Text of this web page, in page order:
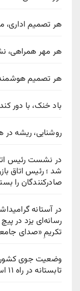
هر تصمیم اداری،
هر مهر همراهی،
هر تصمیم
باد خنک، با دور
روشنایی، ریشه در
در نشست رئیس
شد ؛ رئیس اتاق
صادرکنندگان را
در آستانه
رسانه‌ای یزد در
تکریمِ «صدای
تابستانه در راه ۱۱ استان